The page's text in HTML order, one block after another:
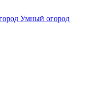
Умный огород